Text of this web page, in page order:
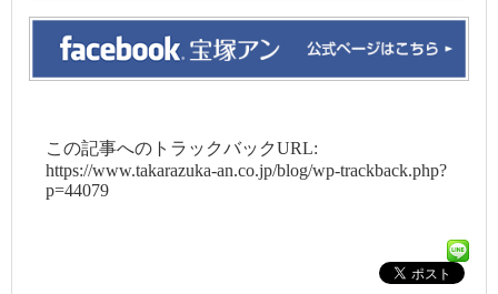
この記事へのトラックバックURL:
https://www.takarazuka-an.co.jp/blog/wp-trackback.php?
p=44079